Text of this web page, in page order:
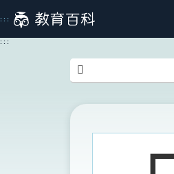
到
主
:::
:::